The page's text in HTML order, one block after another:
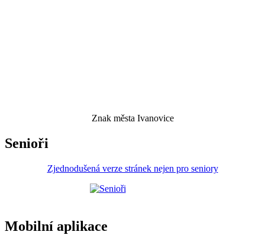
Znak města Ivanovice
Senioři
Zjednodušená verze stránek nejen pro seniory
Mobilní aplikace